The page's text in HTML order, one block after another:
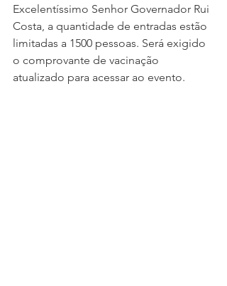
Excelentíssimo Senhor Governador Rui
Costa, a quantidade de entradas estão
limitadas a 1500 pessoas. Será exigido
o comprovante de vacinação
atualizado para acessar ao evento.